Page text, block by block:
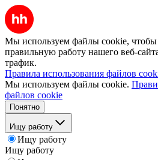
Мы используем файлы cookie, чтобы
правильную работу нашего веб-
трафик.
Правила использования файлов
Мы используем файлы cookie.
файлов cookie
Понятно
Ищу работу
Ищу работу
Ищу работу